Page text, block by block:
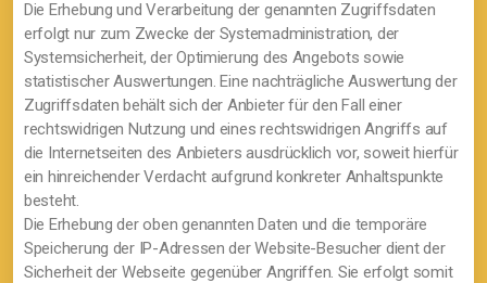
Die Erhebung und Verarbeitung der genannten Zugriffsdaten
erfolgt nur zum Zwecke der Systemadministration, der
Systemsicherheit, der Optimierung des Angebots sowie
statistischer Auswertungen. Eine nachträgliche Auswertung der
Zugriffsdaten behält sich der Anbieter für den Fall einer
rechtswidrigen Nutzung und eines rechtswidrigen Angriffs auf
die Internetseiten des Anbieters ausdrücklich vor, soweit hierfür
ein hinreichender Verdacht aufgrund konkreter Anhaltspunkte
besteht.
Die Erhebung der oben genannten Daten und die temporäre
Speicherung der IP-Adressen der Website-Besucher dient der
Sicherheit der Webseite gegenüber Angriffen. Sie erfolgt somit